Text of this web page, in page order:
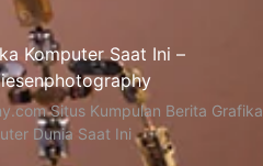
Komputer Saat Ini –
Situs Kumpulan Berita Grafika
Dunia Saat Ini